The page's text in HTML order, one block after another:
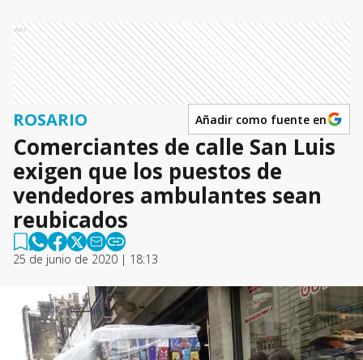
Ads
ROSARIO Añadir como fuente en
Comerciantes de calle San Luis
exigen que los puestos de
vendedores ambulantes sean
reubicados
25 de junio de 2020 | 18:13